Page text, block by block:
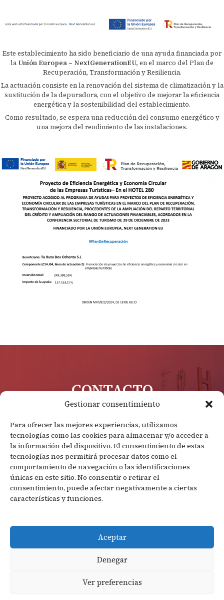
Gestionar consentimiento
Para ofrecer las mejores experiencias, utilizamos
tecnologías como las cookies para almacenar y/o acceder a
la información del dispositivo. El consentimiento de estas
tecnologías nos permitirá procesar datos como el
comportamiento de navegación o las identificaciones
únicas en este sitio. No consentir o retirar el
consentimiento, puede afectar negativamente a ciertas
características y funciones.
Aceptar
Denegar
Ver preferencias
Este establecimiento ha sido beneficiario de una ayuda financiada por
laUnión Europea – NextGenerationEU, en el marco del Plan de
Recuperación, Transformación y Resiliencia.
La actuación consiste en la renovación del sistema de climatización y la
sustitución de la depuradora, con el objetivo de mejorar la eficiencia
energética y la sostenibilidad del establecimiento.
Como resultado, se espera una reducción del consumo energético y
una mejora del rendimiento de las instalaciones.
CONTACTO
Teléfono: 976 600 463
DÓNDE ESTAMOS
Autovia A2, km 280,
50280 Calatorao, Zaragoza
Aviso legal
Política de privacidad
Política de cookies
Accesibilidad
Copyright © 2026 | Hotel 280 Zaragoza |